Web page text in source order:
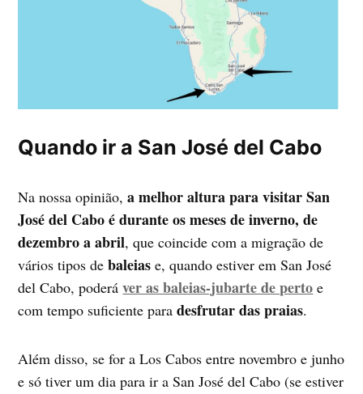
Quando ir a San José del Cabo
Na nossa opinião,a melhor altura para visitar San
José del Cabo é durante os meses de inverno, de
dezembro a abril, que coincide com a migração de
vários tipos debaleias e, quando estiver em San José
del Cabo, poderáver as baleias-jubarte de perto e
com tempo suficiente paradesfrutar das praias.
Além disso, se for a Los Cabos entre novembro e junho
e só tiver um dia para ir a San José del Cabo (se estiver